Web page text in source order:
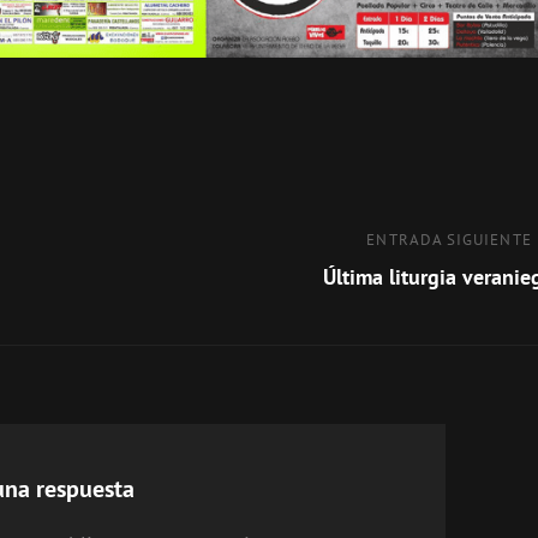
ENTRADA SIGUIENTE
Última liturgia
respuesta